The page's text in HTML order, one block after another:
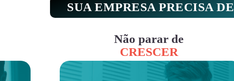
SUA EMPRESA PRECISA DE
Não parar de
CRESCER